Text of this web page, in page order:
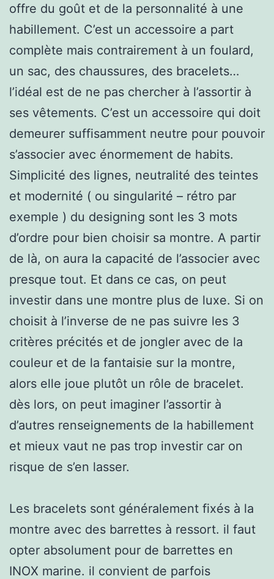
offre du goût et de la personnalité à une
habillement. C’est un accessoire a part
complète mais contrairement à un foulard,
un sac, des chaussures, des bracelets…
l’idéal est de ne pas chercher à l’assortir à
ses vêtements. C’est un accessoire qui doit
demeurer suffisamment neutre pour pouvoir
s’associer avec énormement de habits.
Simplicité des lignes, neutralité des teintes
et modernité ( ou singularité – rétro par
exemple ) du designing sont les 3 mots
d’ordre pour bien choisir sa montre. A partir
de là, on aura la capacité de l’associer avec
presque tout. Et dans ce cas, on peut
investir dans une montre plus de luxe. Si on
choisit à l’inverse de ne pas suivre les 3
critères précités et de jongler avec de la
couleur et de la fantaisie sur la montre,
alors elle joue plutôt un rôle de bracelet.
dès lors, on peut imaginer l’assortir à
d’autres renseignements de la habillement
et mieux vaut ne pas trop investir car on
risque de s’en lasser.
Les bracelets sont généralement fixés à la
montre avec des barrettes à ressort. il faut
opter absolument pour de barrettes en
INOX marine. il convient de parfois